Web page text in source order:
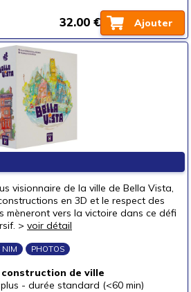
Ajouter
32.00 €
visionnaire de la ville de Bella Vista,
en 3D et le respect des
mèneront vers la victoire dans ce défi
> voir détail
NIM PHOTOS
de ville
- durée standard (<60 min)